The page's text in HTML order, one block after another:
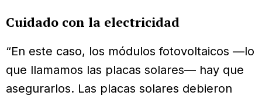
Cuidado con la electricidad
“En este caso, los módulos fotovoltaicos —lo
que llamamos las placas solares— hay que
asegurarlos. Las placas solares debieron